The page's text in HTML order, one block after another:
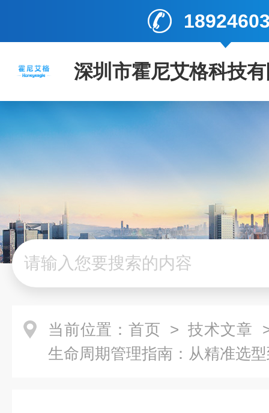
深圳市霍尼艾格科技
当前位置： 首页 > 技术文章
生命周期管理指南：从精准选